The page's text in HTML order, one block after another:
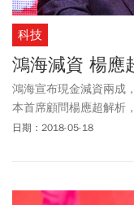
科技
鴻海減資 楊應
鴻海宣布現金減資兩成
本首席顧問楊應超解析
改變，過去鴻海靠著本
日期：2018-05-18